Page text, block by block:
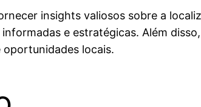
insights valiosos sobre a
e estratégicas. Além
locais.